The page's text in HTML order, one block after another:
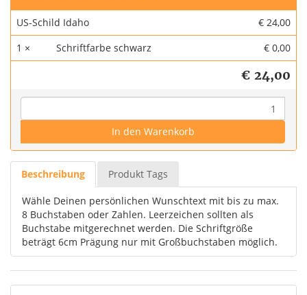
US-Schild Idaho
€ 24,00
1 ×
Schriftfarbe schwarz € 0,00
€ 24,00
In den Warenkorb
Beschreibung Produkt Tags
Wähle Deinen persönlichen Wunschtext mit bis zu max.
8 Buchstaben oder Zahlen. Leerzeichen sollten als
Buchstabe mitgerechnet werden. Die Schriftgröße
beträgt 6cm Prägung nur mit Großbuchstaben möglich.